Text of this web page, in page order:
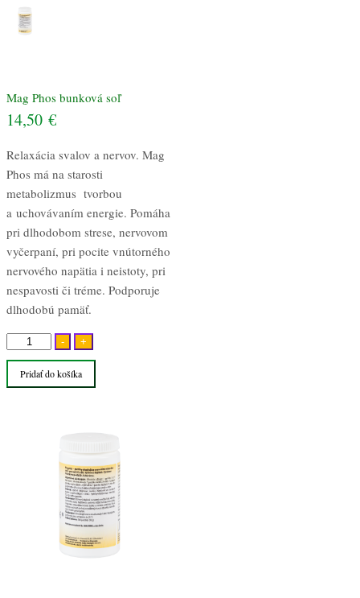
Mag Phos bunková soľ
14,50 €
Relaxácia svalov a nervov. Mag
Phos má na starosti
metabolizmus tvorbou
a uchovávaním energie. Pomáha
pri dlhodobom strese, nervovom
vyčerpaní, pri pocite vnútorného
nervového napätia i neistoty, pri
nespavosti či tréme. Podporuje
dlhodobú pamäť.
-
množstvo
Mag
Phos
+
Pridať do košíka